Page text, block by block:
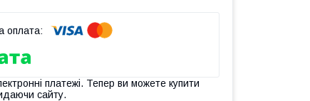
платежі. Тепер ви можете купити
сайту.